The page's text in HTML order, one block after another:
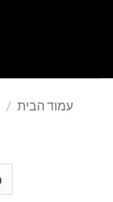
עמוד הבית /